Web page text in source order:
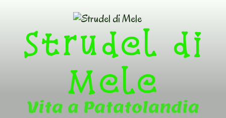
contentStrudel di
Mele
Vita a Patatolandia